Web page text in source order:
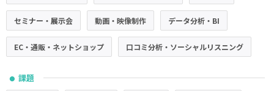
セミナー・展示会 動画・映像制作 データ分析・BI
EC・通販・ネットショップ 口コミ分析・ソーシャルリスニング
● 課題